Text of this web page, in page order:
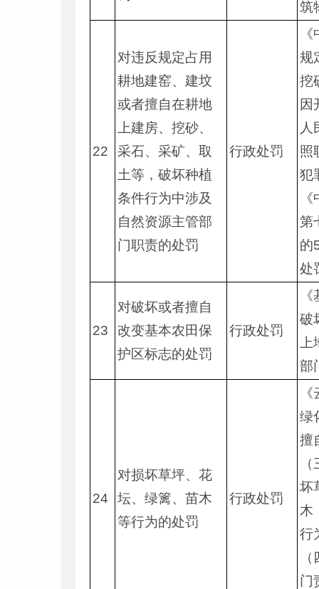
筑
22
对违反规定占用
耕地建窑、建坟
或者擅自在耕地
上建房、挖砂、
采石、采矿、取
土等，破坏种植
条件行为中涉及
自然资源主管部
门职责的处罚
行政处罚
规
挖
因
人
照
犯
第
的
处
23
对破坏或者擅自
改变基本农田保
护区标志的处罚
行政处罚
破
部
24
对损坏草坪、花
坛、绿篱、苗木
等行为的处罚
行政处罚
绿
擅
坏
木
行
门